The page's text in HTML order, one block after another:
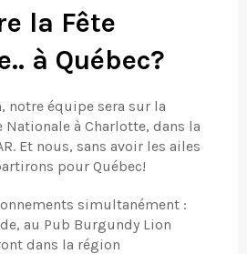
la Fête
à Québec?
notre équipe sera sur la
à Charlotte, dans la
Et nous, sans avoir les ailes
pour Québec!
simultanément :
au Pub Burgundy Lion
dans la région